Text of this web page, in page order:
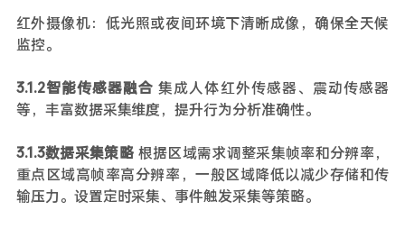
红外摄像机：低光照或夜间环境下清晰成像，确保全天候
监控。
3.1.2智能传感器融合 集成人体红外传感器、震动传感器
等，丰富数据采集维度，提升行为分析准确性。
3.1.3数据采集策略 根据区域需求调整采集帧率和分辨率，
重点区域高帧率高分辨率，一般区域降低以减少存储和传
输压力。设置定时采集、事件触发采集等策略。